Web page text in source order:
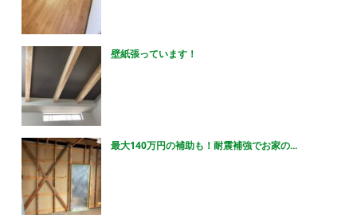
壁紙張っています！
最大140万円の補助も！耐震補強でお家の...